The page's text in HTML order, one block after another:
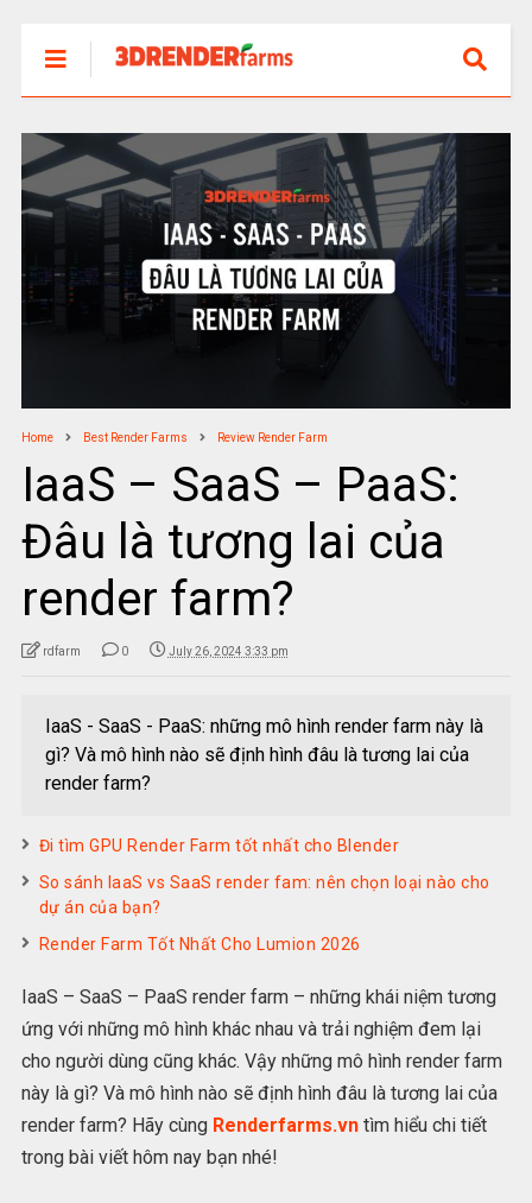
Home Best Render Farms Review Render Farm
IaaS – SaaS – PaaS:
Đâu là tương lai của
render farm?
rdfarm 0 July 26, 2024 3:33 pm
IaaS - SaaS - PaaS: những mô hình render farm này là
gì? Và mô hình nào sẽ định hình đâu là tương lai của
render farm?
Đi tìm GPU Render Farm tốt nhất cho Blender
So sánh IaaS vs SaaS render fam: nên chọn loại nào cho
dự án của bạn?
Render Farm Tốt Nhất Cho Lumion 2026
IaaS – SaaS – PaaS render farm – những khái niệm tương
ứng với những mô hình khác nhau và trải nghiệm đem lại
cho người dùng cũng khác. Vậy những mô hình render farm
này là gì? Và mô hình nào sẽ định hình đâu là tương lai của
render farm? Hãy cùng Renderfarms.vntìm hiểu chi tiết
trong bài viết hôm nay bạn nhé!